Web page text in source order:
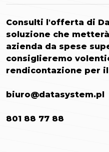
Consulti l'offerta di
soluzione che
azienda da spese
consiglieremo
rendicontazione per il
biuro@datasystem.pl
801 88 77 88